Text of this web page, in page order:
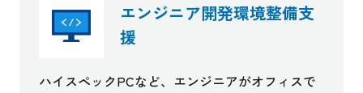
エンジニア開発環境整備支
援
ハイスペックPCなど、エンジニアがオフィスで